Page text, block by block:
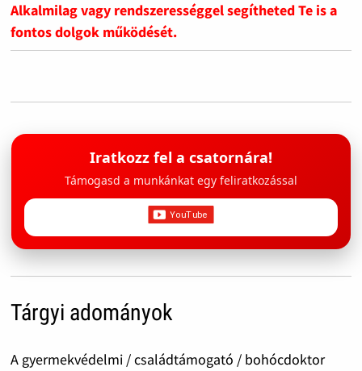
Alkalmilag vagy rendszerességgel segítheted Te is a
fontos dolgok működését.
Iratkozz fel a csatornára!
Támogasd a munkánkat egy feliratkozással
Tárgyi adományok
A gyermekvédelmi / családtámogató / bohócdoktor